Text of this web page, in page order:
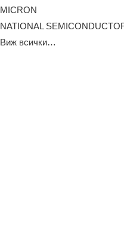
MICRON
NATIONAL
Виж всички…